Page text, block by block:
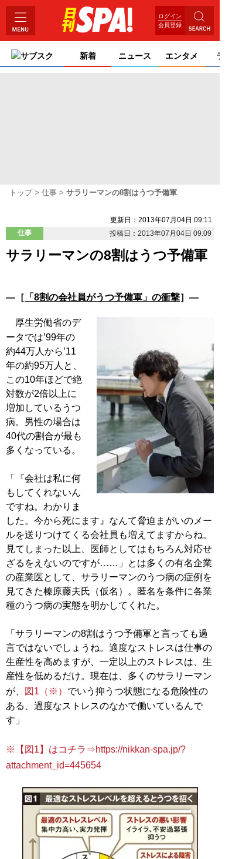
ログイン
会員登録
サブスク 新着 ニュース エンタメ ライ
トップ 仕事 サラリーマンの8割はうつ予備軍
更新日：2013年07月04日 09:11
仕事
投稿日：2013年07月04日 09:09
サラリーマンの8割はうつ予備軍
―［ 「8割の会社員がうつ予備軍」の衝撃］―
厚生労働省のデ
ータでは’99年の
約44万人から’11
年の約95万人と、
この10年ほどで絶
対数が2倍以上に
増加しているうつ
病。男性の場合は
40代の割合が最も
多くなっている。
「『会社は私に何
もしてくれないん
ですね。わかりま
した。今から死にます』なんて脅迫まがいのメー
ルを送りつけてくる会社員も増えてますからね。
見てしまった以上、医師としてはもちろん対応せ
ざるをえないのですが……」とは多くの有名企業
の産業医として、サラリーマンのうつ病の症例を
見てきた榛原藤夫氏（仮名）。匿名を条件に各業
種のうつ病の実態を明かしてくれた。
「サラリーマンの8割はうつ予備軍と言っても過
言ではないでしょうね。適度なストレスは仕事の
生産性を高めますが、一定以上のストレスは、生
産性を低めるだけ。現在は、多くのサラリーマン
が、
図1（※） でいう抑うつ状態になる危険性の
ある、過度なストレスのなかで働いているんで
す」
※【図1】はコチラ⇒https://nikkan-spa.jp/?
attachment_id=445654